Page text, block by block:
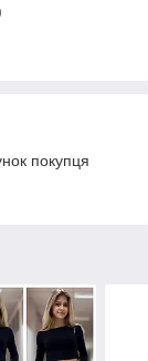
покупця